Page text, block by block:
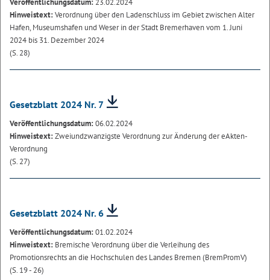
Veröffentlichungsdatum: 23.02.2024
Hinweistext:Verordnung über den Ladenschluss im Gebiet zwischen Alter
Hafen, Museumshafen und Weser in der Stadt Bremerhaven vom 1. Juni
2024 bis 31. Dezember 2024
(S. 28)
Gesetzblatt 2024 Nr. 7
Veröffentlichungsdatum:06.02.2024
Hinweistext:Zweiundzwanzigste Verordnung zur Änderung der eAkten-
Verordnung
(S. 27)
Gesetzblatt 2024 Nr. 6
Veröffentlichungsdatum:01.02.2024
Hinweistext: Bremische Verordnung über die Verleihung des
Promotionsrechts an die Hochschulen des Landes Bremen (BremPromV)
(S. 19 - 26)